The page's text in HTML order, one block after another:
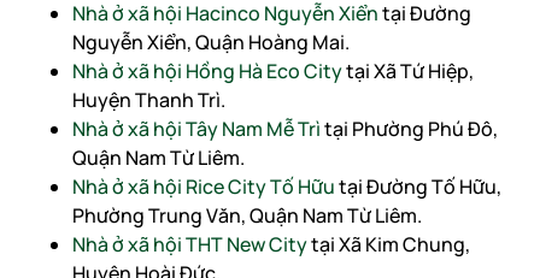
Nhà ở xã hội Hacinco Nguyễn Xiểntại Đường
Nguyễn Xiển, Quận Hoàng Mai.
Nhà ở xã hội Hồng Hà Eco Citytại Xã Tứ Hiệp,
Huyện Thanh Trì.
Nhà ở xã hội Tây Nam Mễ Trìtại Phường Phú Đô,
Quận Nam Từ Liêm.
Nhà ở xã hội Rice City Tố Hữutại Đường Tố Hữu,
Phường Trung Văn, Quận Nam Từ Liêm.
Nhà ở xã hội THT New Citytại Xã Kim Chung,